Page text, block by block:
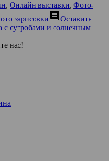
, Онлайн выставки, Фото-
зарисовкиcomment Оставить
с сугробами и солнечным
нас!